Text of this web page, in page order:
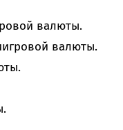
валюты.
валюты.